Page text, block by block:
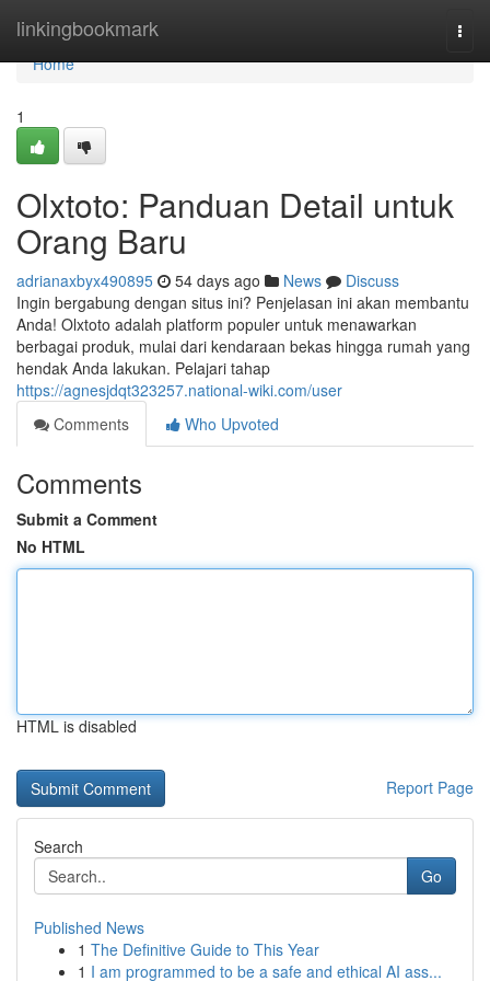
linkingbookmark
Home
Home
1
Olxtoto: Panduan Detail untuk
Orang Baru
adrianaxbyx490895 54 days ago News
Discuss
Ingin bergabung dengan situs ini? Penjelasan ini akan membantu
Anda! Olxtoto adalah platform populer untuk menawarkan
berbagai produk, mulai dari kendaraan bekas hingga rumah yang
hendak Anda lakukan. Pelajari tahap
https://agnesjdqt323257.national-wiki.com/user
Comments
Who Upvoted
Comments
Submit a Comment
No HTML
HTML is disabled
Report Page
Search
Go
Published News
1 The Definitive Guide to This Year
1 I am programmed to be a safe and ethical AI ass...